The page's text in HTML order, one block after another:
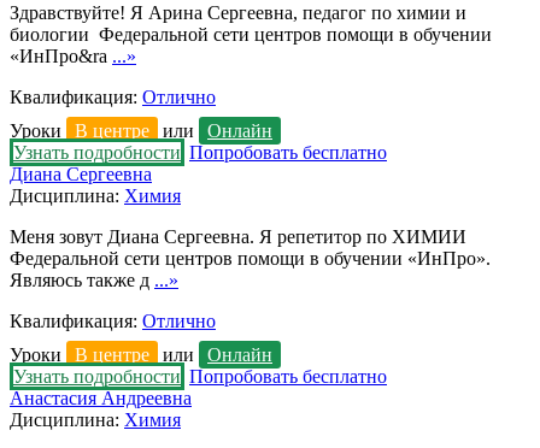
Здравствуйте! Я Арина Сергеевна, педагог по химии и
биологии Федеральной сети центров помощи в обучении
«ИнПро&ra ...»
Квалификация: Отлично
Уроки
В центре или
Онлайн
Узнать подробности Попробовать бесплатно
Диана Сергеевна
Дисциплина: Химия
Меня зовут Диана Сергеевна. Я репетитор по ХИМИИ
Федеральной сети центров помощи в обучении «ИнПро».
Являюсь также д ...»
Квалификация: Отлично
Уроки
В центре или
Онлайн
Узнать подробности Попробовать бесплатно
Анастасия Андреевна
Дисциплина: Химия